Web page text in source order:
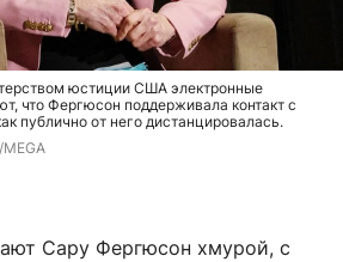
юстиции США электронные
что Фергюсон поддерживала контакт с
публично от него дистанцировалась.
MEGA
Сару Фергюсон хмурой, с